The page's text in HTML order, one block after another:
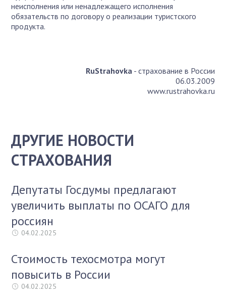
неисполнения или ненадлежащего исполнения
обязательств по договору о реализации туристского
продукта.
RuStrahovka- страхование в России
06.03.2009
www.rustrahovka.ru
ДРУГИЕ НОВОСТИ
СТРАХОВАНИЯ
Депутаты Госдумы предлагают
увеличить выплаты по ОСАГО для
россиян
04.02.2025
Стоимость техосмотра могут
повысить в России
04.02.2025